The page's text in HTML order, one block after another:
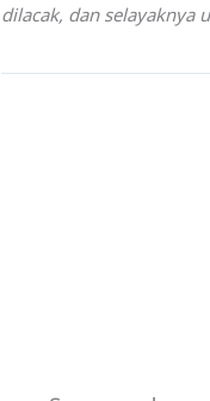
dilacak, dan selayaknya